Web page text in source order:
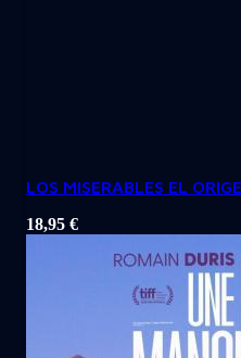
LOS MISERABLES EL
18,95 €